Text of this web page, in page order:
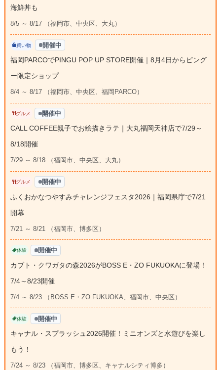
海鮮丼も
8/5 ～ 8/17 （福岡市、中央区、大丸）
買い物 開催中
福岡PARCOでPINGU POP UP STORE開催｜8月4日からピング
ー限定ショップ
8/4 ～ 8/17 （福岡市、中央区、福岡PARCO）
グルメ 開催中
CALL COFFEE親子でお絵描きラテ｜大丸福岡天神店で7/29～
8/18開催
7/29 ～ 8/18 （福岡市、中央区、大丸）
グルメ 開催中
ふくおかなつやすみチャレンジフェスタ2026｜福岡県庁で7/21
開幕
7/21 ～ 8/21 （福岡市、博多区）
体験 開催中
カブト・クワガタの森2026がBOSS E・ZO FUKUOKAに登場！
7/4～8/23開催
7/4 ～ 8/23 （BOSS E・ZO FUKUOKA、福岡市、中央区）
体験 開催中
キャナル・スプラッシュ2026開催！ミニオンズと水遊びを楽し
もう！
7/24 ～ 8/23 （福岡市、博多区、キャナルシティ博多）